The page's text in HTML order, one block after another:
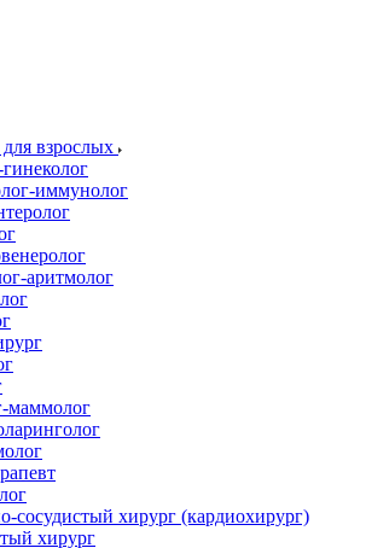
взрослых
иммунолог
аритмолог
маммолог
сосудистый хирург (кардиохирург)
хирург